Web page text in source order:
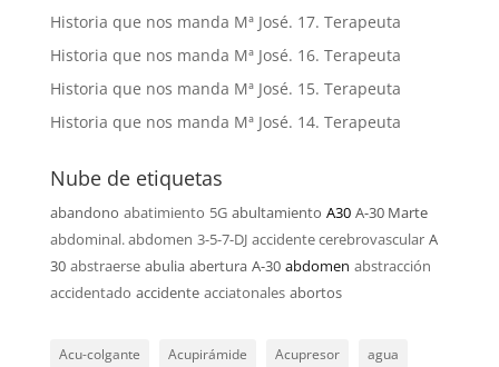
Historia que nos manda Mª José. 17. Terapeuta
Historia que nos manda Mª José. 16. Terapeuta
Historia que nos manda Mª José. 15. Terapeuta
Historia que nos manda Mª José. 14. Terapeuta
Nube de etiquetas
abandono abatimiento 5G abultamiento A30 A-30 Marte
abdominal. abdomen 3-5-7-DJ accidente cerebrovascular A
30 abstraerse abulia abertura A-30 abdomen abstracción
accidentado accidente acciatonales abortos
Acu-colgante Acupirámide Acupresor
agua